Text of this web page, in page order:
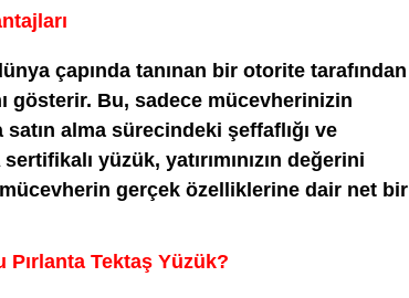
çapında tanınan bir otorite tarafından
gösterir. Bu, sadece mücevherinizin
alma sürecindeki şeffaflığı ve
yüzük, yatırımınızın değerini
mücevherin gerçek özelliklerine dair net bir
Tektaş Yüzük?